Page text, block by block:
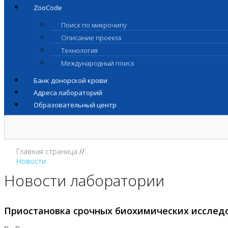
ZooCode
Поиск по микрочипу
Описание проекта
Технология
Международный поиск
Банк донорской крови
Адреса лабораторий
Образовательный центр
Главная страница
Новости
Новости лаборатории
Приостановка срочных биохимических